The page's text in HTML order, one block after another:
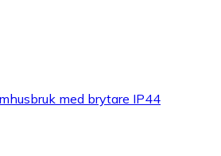
med brytare IP44